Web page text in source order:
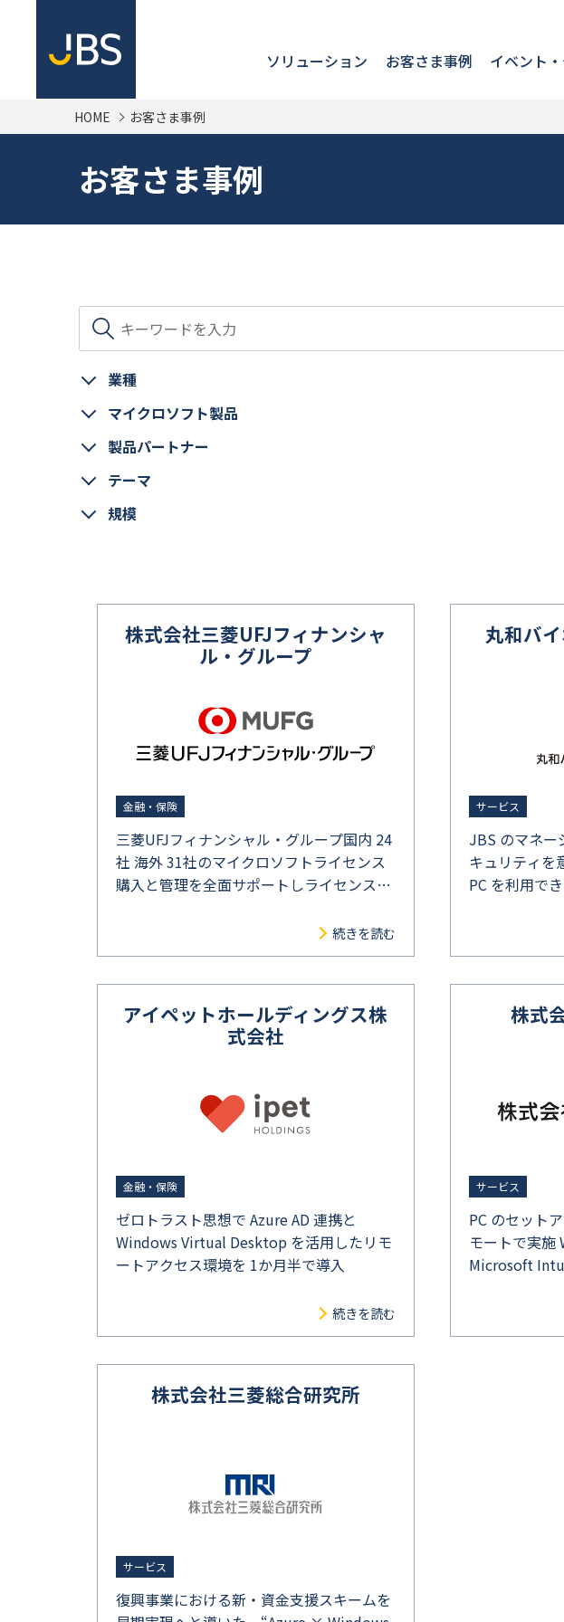
ソリューション お客さま事例 イベント
HOME お客さま事例
お客さま事例
業種
マイクロソフト製品
製品パートナー
テーマ
規模
株式会社三菱UFJフィナンシャ
ル・グループ
金融・保険
三菱UFJフィナンシャル・グループ国内 24
社 海外 31社のマイクロソフトライセンス
購入と管理を全面サポートしライセンスコ
続きを読む
丸和バ
サービス
JBS のマネー
キュリティを
PC を利用で
アイペットホールディングス株
式会社
金融・保険
ゼロトラスト思想で Azure AD 連携と
Windows Virtual Desktop を活用したリモ
ートアクセス環境を 1か月半で導入
続きを読む
株式
サービス
PC のセット
モートで実
Microsoft
株式会社三菱総合研究所
サービス
復興事業における新・資金支援スキームを